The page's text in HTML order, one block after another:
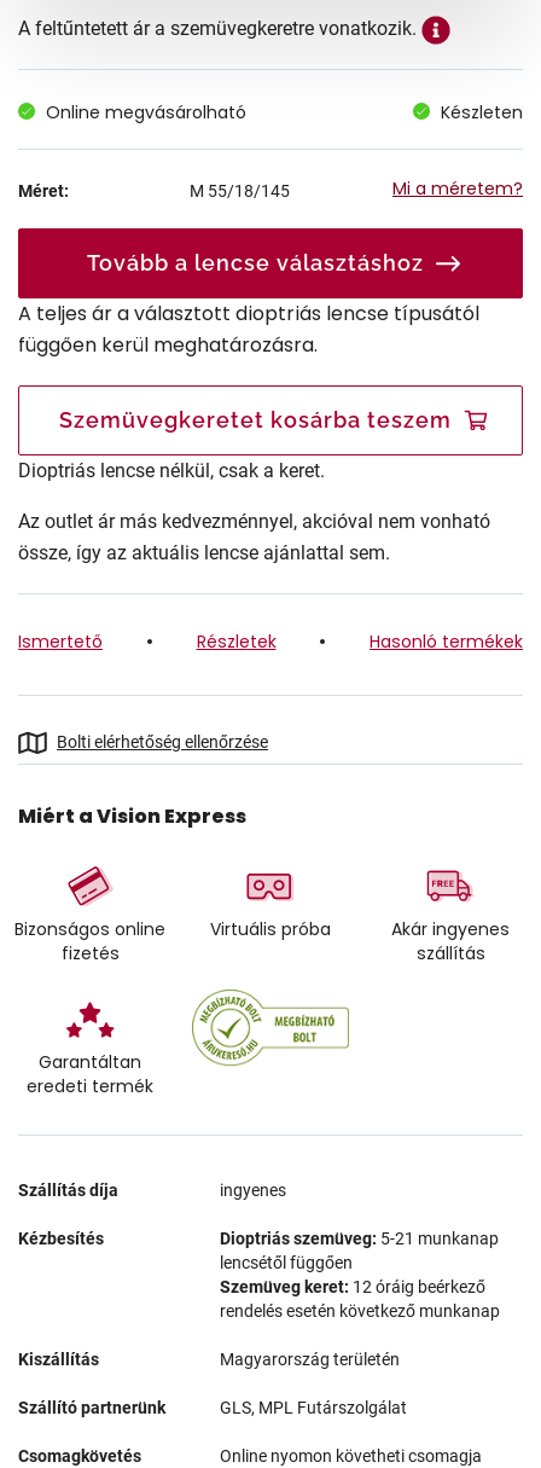
A feltűntetett ár a szemüvegkeretre vonatkozik.
Online megvásárolható Készleten
Méret: M 55/18/145 Mi a méretem?
Tovább a lencse választáshoz
A teljes ár a választott dioptriás lencse típusától
függően kerül meghatározásra.
Szemüvegkeretet kosárba teszem
Dioptriás lencse nélkül, csak a keret.
Az outlet ár más kedvezménnyel, akcióval nem vonható
össze, így az aktuális lencse ajánlattal sem.
Ismertető Részletek Hasonló termékek
Bolti elérhetőség ellenőrzése
Miért a Vision Express
Bizonságos online
fizetés
Virtuális próba
Akár ingyenes
szállítás
Garantáltan
eredeti termék
Szállítás díja ingyenes
Kézbesítés Dioptriás szemüveg: 5-21 munkanap
lencsétől függően
Szemüveg keret: 12 óráig beérkező
rendelés esetén következő munkanap
Kiszállítás Magyarország területén
Szállító partnerünk GLS, MPL Futárszolgálat
Csomagkövetés
Online nyomon követheti csomagja